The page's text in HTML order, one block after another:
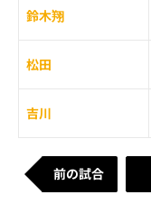
鈴木翔
松田
吉川
前の試合